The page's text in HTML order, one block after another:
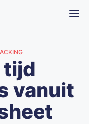
tijd
vanuit